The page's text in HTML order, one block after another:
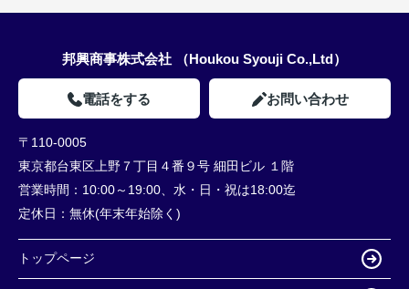
邦興商事株式会社 （Houkou Syouji Co.,Ltd）
電話をする お問い合わせ
〒110-0005
東京都台東区上野７丁目４番９号 細田ビル １階
営業時間： 10:00～19:00、水・日・祝は18:00迄
定休日： 無休(年末年始除く)
トップページ